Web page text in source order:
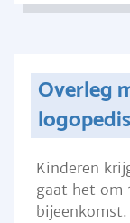
Overleg
Kinderen
gaat het om